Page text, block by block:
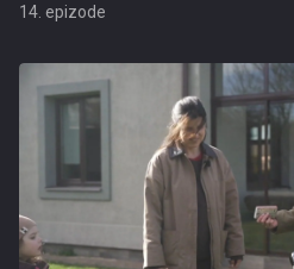
14. epizode